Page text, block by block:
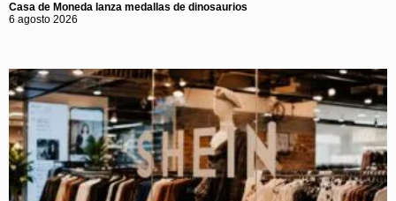
Casa de Moneda lanza medallas de dinosaurios
6 agosto 2026